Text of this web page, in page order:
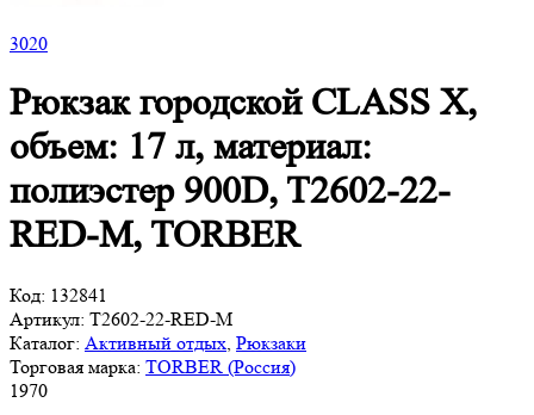
3020
Рюкзак городской CLASS X,
объем: 17 л, материал:
полиэстер 900D, T2602-22-
RED-M, TORBER
Код: 132841
Артикул: T2602-22-RED-M
Каталог: Активный отдых Рюкзаки
Торговая марка: TORBER (Россия)
1970